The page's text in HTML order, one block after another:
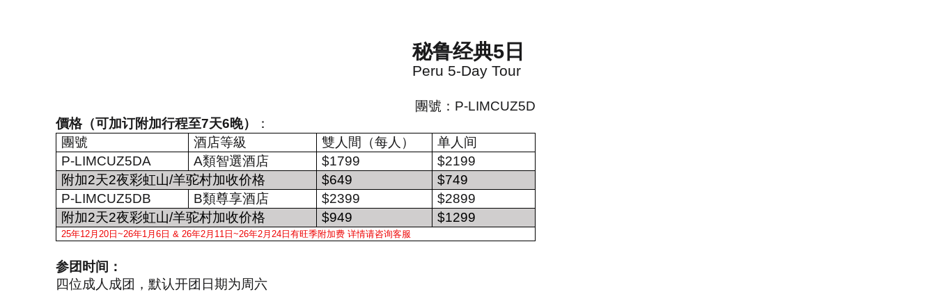
秘鲁经典5日
Peru 5-Day Tour
團號： P-LIMCUZ5D
價格（可加订附加行程至7天6晚）
：
團號
酒店等級 雙人間（每人）
单人间
P-LIMCUZ5DA
A類智選酒店 $1799
$2199
附加2天2夜彩虹山/羊驼村加收价格 $649
$749
P-LIMCUZ5DB
B類尊享酒店 $2399
$2899
附加2天2夜彩虹山/羊驼村加收价格 $949 $1299
25年12月20 日~26年1月6 日 & 26年2月 11 日~26年2月24 日有旺季附加费 详情请咨询客服
参团时间：
四位成人成团，默认开团日期为周六